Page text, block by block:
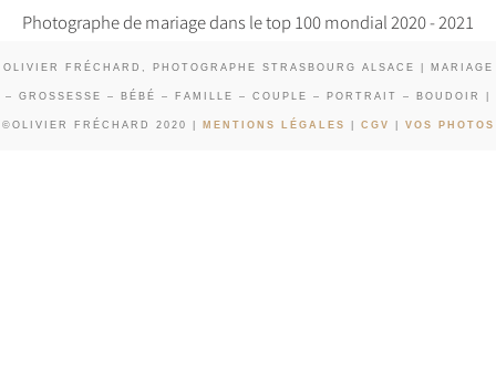
Photographe de mariage dans le top 100 mondial 2020 - 2021
OLIVIER FRÉCHARD, PHOTOGRAPHE STRASBOURG ALSACE | MARIAGE
– GROSSESSE – BÉBÉ – FAMILLE – COUPLE – PORTRAIT – BOUDOIR |
©OLIVIER FRÉCHARD 2020 | MENTIONS LÉGALES CGV VOS PHOTOS